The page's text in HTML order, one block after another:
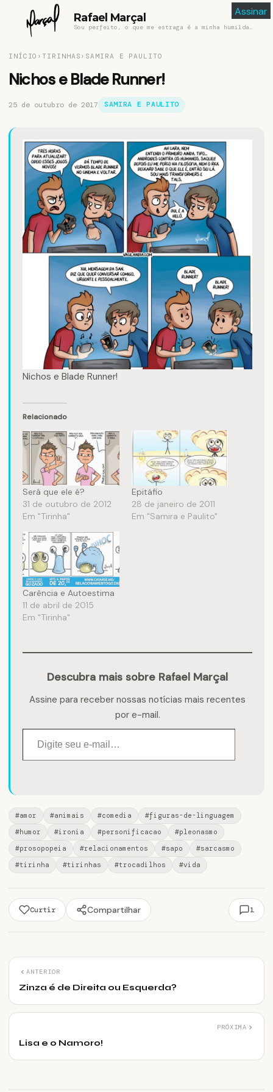
Rafael Marçal
INÍCIO › TIRINHAS › SAMIRA E PAULITO
Nichos e Blade Runner!
25 de outubro de 2017 SAMIRA E PAULITO
Nichos e Blade Runner!
Relacionado
Será que ele é?
31 de outubro de 2012
Em "Tirinha"
Epitáfio
28 de janeiro de 2011
Em "Samira e Paulito"
Carência e Autoestima
11 de abril de 2015
Em "Tirinha"
Descubra mais sobre Rafael Marçal
Assine para receber nossas notícias mais recentes
por e-mail.
Digite seu e-mail…
Assinar
#amor #animais #comedia
#figuras-de-linguagem
#humor
#ironia #personificacao
#pleonasmo
#prosopopeia
#relacionamentos #sapo
#sarcasmo
#tirinha
#tirinhas #trocadilhos #vida
Curtir Compartilhar 1
ANTERIOR
Zinza é de Direita ou Esquerda?
PRÓXIMA
Lisa e o Namoro!
Assinar